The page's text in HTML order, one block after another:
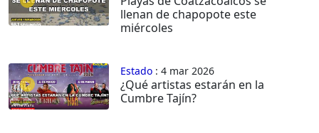
llenan de chapopote este
miércoles
Estado : 4 mar 2026
¿Qué artistas estarán en la
Cumbre Tajín?